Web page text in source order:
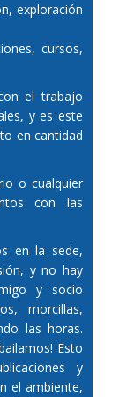
exploración
cursos,
el trabajo
y es este
en cantidad
o cualquier
con las
en la sede,
y no hay
y socio
morcillas,
las horas.
Esto
y
el ambiente,